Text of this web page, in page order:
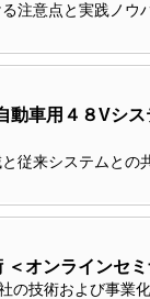
注意点と実践ノウ
動車用４８Vシ
従来システムとの
オンラインセミ
の技術および事業